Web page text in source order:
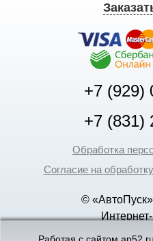
+7 (929)
+7 (831)
Обработка
Согласие на
©